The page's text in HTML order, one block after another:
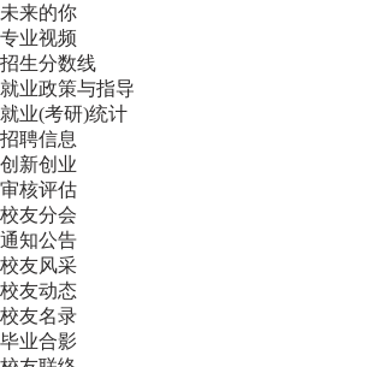
未来的你
专业视频
招生分数线
就业政策与指导
就业(考研)统计
招聘信息
创新创业
审核评估
校友分会
通知公告
校友风采
校友动态
校友名录
毕业合影